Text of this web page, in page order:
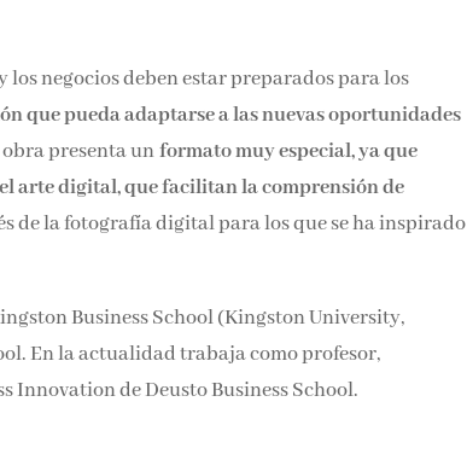
los negocios deben estar preparados para los
que pueda adaptarse a las nuevas oportunidades
obra presenta unformato muy especial, ya que
arte digital, que facilitan la comprensión de
de la fotografía digital para los que se ha inspirado
Business School (Kingston University,
En la actualidad trabaja como profesor,
Innovation de Deusto Business School.